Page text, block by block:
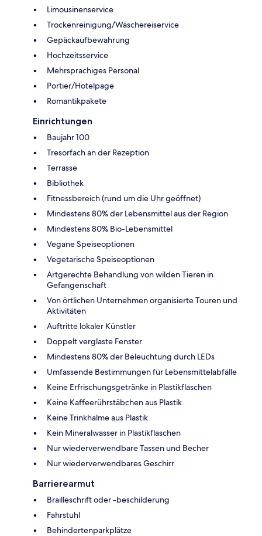
Limousinenservice
Trockenreinigung/Wäschereiservice
Gepäckaufbewahrung
Hochzeitsservice
Mehrsprachiges Personal
Portier/Hotelpage
Romantikpakete
Einrichtungen
Baujahr 100
Tresorfach an der Rezeption
Terrasse
Bibliothek
Fitnessbereich (rund um die Uhr geöffnet)
Mindestens 80% der Lebensmittel aus der Region
Mindestens 80% Bio-Lebensmittel
Vegane Speiseoptionen
Vegetarische Speiseoptionen
Artgerechte Behandlung von wilden Tieren in
Gefangenschaft
Von örtlichen Unternehmen organisierte Touren und
Aktivitäten
Auftritte lokaler Künstler
Doppelt verglaste Fenster
Mindestens 80% der Beleuchtung durch LEDs
Umfassende Bestimmungen für Lebensmittelabfälle
Keine Erfrischungsgetränke in Plastikflaschen
Keine Kaffeerührstäbchen aus Plastik
Keine Trinkhalme aus Plastik
Kein Mineralwasser in Plastikflaschen
Nur wiederverwendbare Tassen und Becher
Nur wiederverwendbares Geschirr
Barrierearmut
Brailleschrift oder -beschilderung
Fahrstuhl
Behindertenparkplätze